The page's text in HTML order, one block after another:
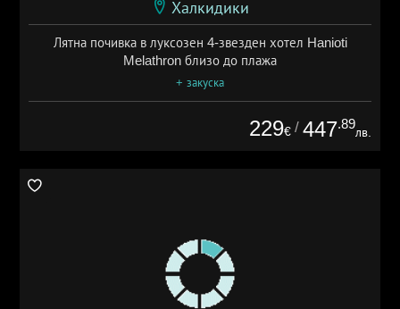
Халкидики
Лятна почивка в луксозен 4-звезден хотел Hanioti
Melathron близо до плажа
+ закуска
229€ / 447.89
лв.